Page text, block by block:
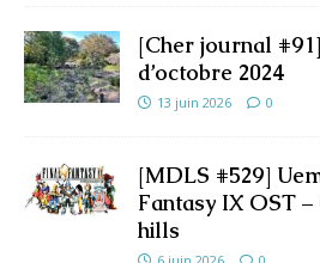
[Cher journal
d’octobre 2024
13 juin 2026 0
[MDLS #529]
Fantasy IX OST
hills